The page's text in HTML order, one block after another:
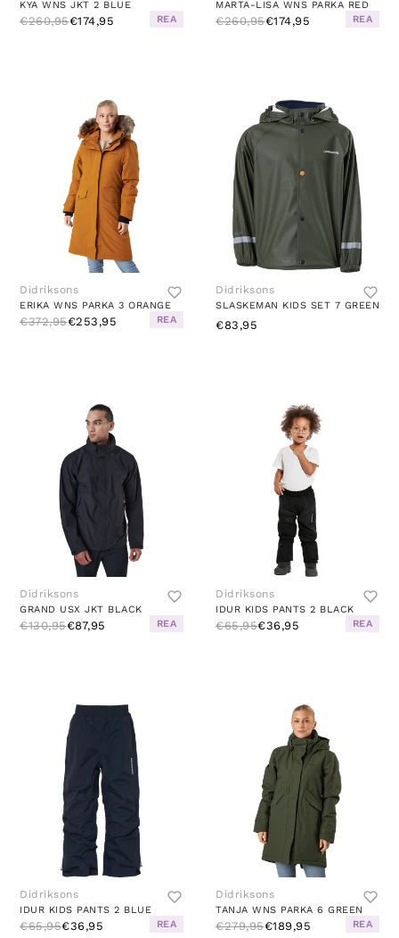
KYA WNS JKT 2 BLUE
€260,95€174,95 REA
MARTA-LISA WNS PARKA RED
€260,95€174,95 REA
Didriksons
ERIKA WNS PARKA 3 ORANGE
€372,95€253,95 REA
Didriksons
SLASKEMAN KIDS SET 7 GREEN
€83,95
Didriksons
GRAND USX JKT BLACK
€130,95€87,95 REA
Didriksons
IDUR KIDS PANTS 2 BLACK
€65,95€36,95 REA
Didriksons
IDUR KIDS PANTS 2 BLUE
€65,95€36,95 REA
Didriksons
TANJA WNS PARKA 6 GREEN
€279,95€189,95 REA